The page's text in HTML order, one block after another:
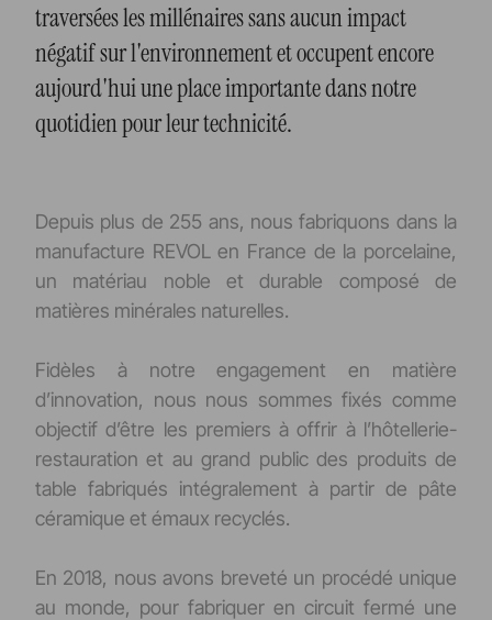
traversées les millénaires sans aucun impact
négatif sur l'environnement et occupent encore
aujourd'hui une place importante dans notre
quotidien pour leur technicité.
Depuis plus de 255 ans, nous fabriquons dans la
manufacture REVOL en France de la porcelaine,
un matériau noble et durable composé de
matières minérales naturelles.
Fidèles à notre engagement en matière
d’innovation, nous nous sommes fixés comme
objectif d’être les premiers à offrir à l’hôtellerie-
restauration et au grand public des produits de
table fabriqués intégralement à partir de pâte
céramique et émaux recyclés.
En 2018, nous avons breveté un procédé unique
au monde, pour fabriquer en circuit fermé une